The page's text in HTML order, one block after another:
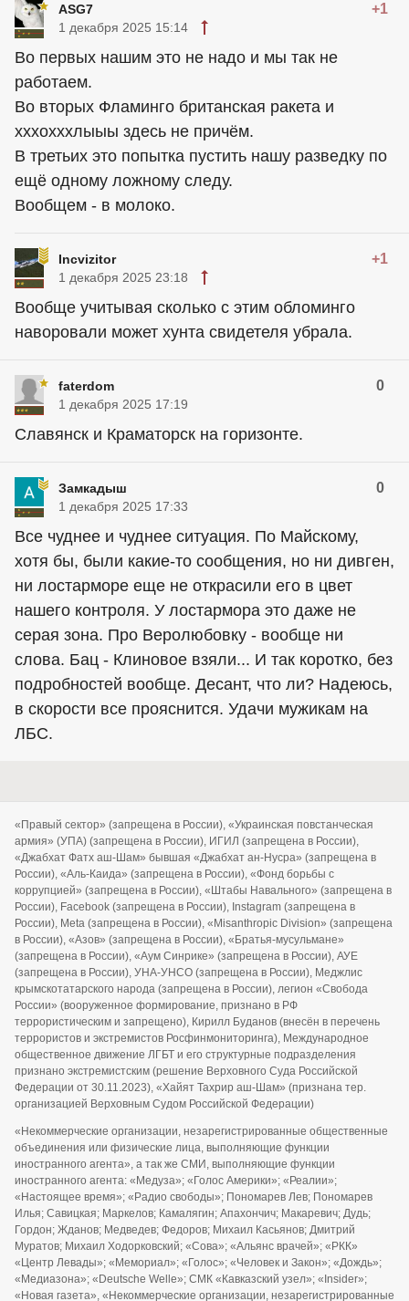
ASG7 +1
1 декабря 2025 15:14
Во первых нашим это не надо и мы так не
работаем.
Во вторых Фламинго британская ракета и
хххохххлыыы здесь не причём.
В третьих это попытка пустить нашу разведку по
ещё одному ложному следу.
Вообщем - в молоко.
Incvizitor +1
1 декабря 2025 23:18
Вообще учитывая сколько с этим обломинго
наворовали может хунта свидетеля убрала.
faterdom 0
1 декабря 2025 17:19
Славянск и Краматорск на горизонте.
Замкадыш 0
1 декабря 2025 17:33
Все чуднее и чуднее ситуация. По Майскому,
хотя бы, были какие-то сообщения, но ни дивген,
ни лостарморе еще не открасили его в цвет
нашего контроля. У лостармора это даже не
серая зона. Про Веролюбовку - вообще ни
слова. Бац - Клиновое взяли... И так коротко, без
подробностей вообще. Десант, что ли? Надеюсь,
в скорости все прояснится. Удачи мужикам на
ЛБС.
«Правый сектор» (запрещена в России), «Украинская повстанческая
армия» (УПА) (запрещена в России), ИГИЛ (запрещена в России),
«Джабхат Фатх аш-Шам» бывшая «Джабхат ан-Нусра» (запрещена в
России), «Аль-Каида» (запрещена в России), «Фонд борьбы с
коррупцией» (запрещена в России), «Штабы Навального» (запрещена в
России), Facebook (запрещена в России), Instagram (запрещена в
России), Meta (запрещена в России), «Misanthropic Division» (запрещена
в России), «Азов» (запрещена в России), «Братья-мусульмане»
(запрещена в России), «Аум Синрике» (запрещена в России), АУЕ
(запрещена в России), УНА-УНСО (запрещена в России), Меджлис
крымскотатарского народа (запрещена в России), легион «Свобода
России» (вооруженное формирование, признано в РФ
террористическим и запрещено), Кирилл Буданов (внесён в перечень
террористов и экстремистов Росфинмониторинга), Международное
общественное движение ЛГБТ и его структурные подразделения
признано экстремистским (решение Верховного Суда Российской
Федерации от 30.11.2023), «Хайят Тахрир аш-Шам» (признана тер.
организацией Верховным Судом Российской Федерации)
«Некоммерческие организации, незарегистрированные общественные
объединения или физические лица, выполняющие функции
иностранного агента», а так же СМИ, выполняющие функции
иностранного агента: «Медуза»; «Голос Америки»; «Реалии»;
«Настоящее время»; «Радио свободы»; Пономарев Лев; Пономарев
Илья; Савицкая; Маркелов; Камалягин; Апахончич; Макаревич; Дудь;
Гордон; Жданов; Медведев; Федоров; Михаил Касьянов; Дмитрий
Муратов; Михаил Ходорковский; «Сова»; «Альянс врачей»; «РКК»
«Центр Левады»; «Мемориал»; «Голос»; «Человек и Закон»; «Дождь»;
«Медиазона»; «Deutsche Welle»; СМК «Кавказский узел»; «Insider»;
«Новая газета», «Некоммерческие организации, незарегистрированные